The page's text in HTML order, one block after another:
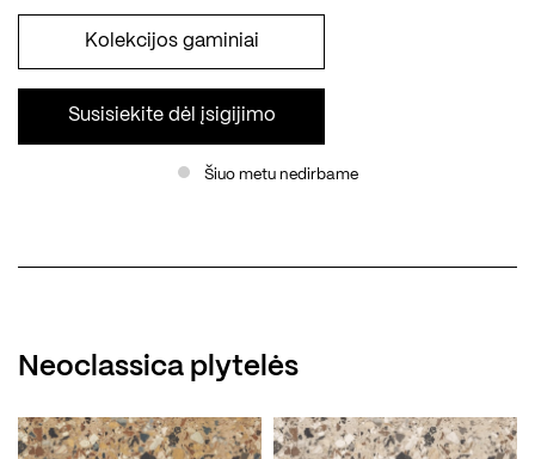
Kolekcijos gaminiai
Susisiekite dėl įsigijimo
Šiuo metu nedirbame
Neoclassica plytelės